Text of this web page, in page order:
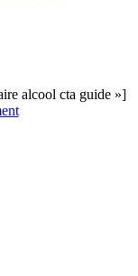
alcool cta guide »]